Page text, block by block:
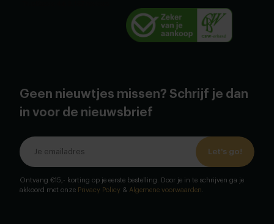
Geen nieuwtjes missen? Schrijf je dan
in voor de nieuwsbrief
Let's go!
Ontvang €15,- korting op je eerste bestelling. Door je in te schrijven ga je
akkoord met onze Privacy Policy & Algemene voorwaarden.